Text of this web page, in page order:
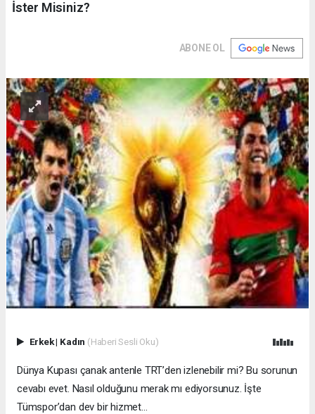
İster Misiniz?
ABONE OL
Erkek| Kadın (Haberi Sesli Oku)
Dünya Kupası çanak antenle TRT’den izlenebilir mi? Bu sorunun
cevabı evet. Nasıl olduğunu merak mı ediyorsunuz. İşte
Tümspor’dan dev bir hizmet…